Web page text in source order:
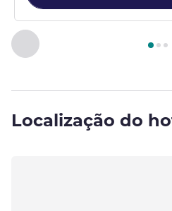
Anterior - Quarto
Página , Quarto 1 :
Localização do